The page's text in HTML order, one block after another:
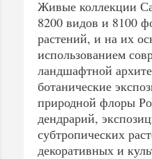
Живые коллекции
8200 видов и 8100
растений, и на их
использованием
ландшафтной
ботанические
природной флоры
дендрарий,
субтропических
декоративных и